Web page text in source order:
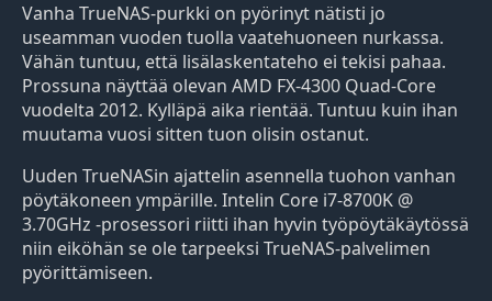
Vanha TrueNAS-purkki on pyörinyt nätisti jo
useamman vuoden tuolla vaatehuoneen nurkassa.
Vähän tuntuu, että lisälaskentateho ei tekisi pahaa.
Prossuna näyttää olevan AMD FX-4300 Quad-Core
vuodelta 2012. Kylläpä aika rientää. Tuntuu kuin ihan
muutama vuosi sitten tuon olisin ostanut.
Uuden TrueNASin ajattelin asennella tuohon vanhan
pöytäkoneen ympärille. Intelin Core i7-8700K @
3.70GHz -prosessori riitti ihan hyvin työpöytäkäytössä
niin eiköhän se ole tarpeeksi TrueNAS-palvelimen
pyörittämiseen.